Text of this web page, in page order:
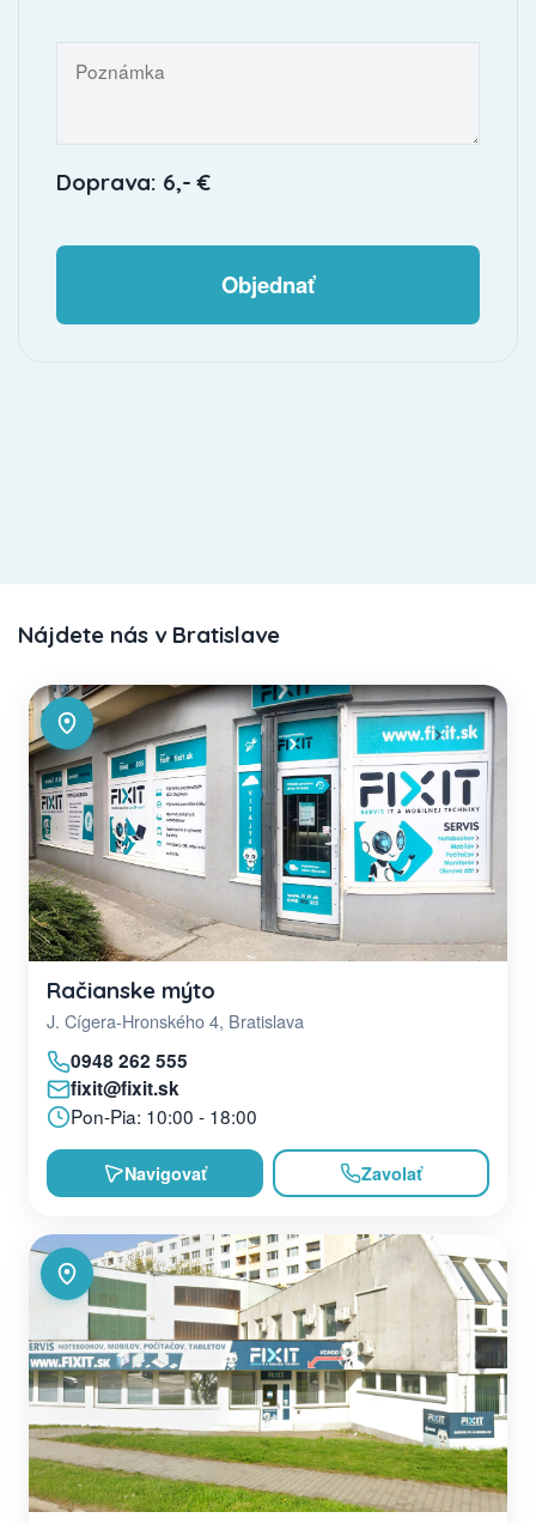
Doprava: 6,- €
Objednať
Nájdete nás v Bratislave
Račianske mýto
J. Cígera-Hronského 4, Bratislava
0948 262 555
fixit@fixit.sk
Pon-Pia: 10:00 - 18:00
Navigovať Zavolať